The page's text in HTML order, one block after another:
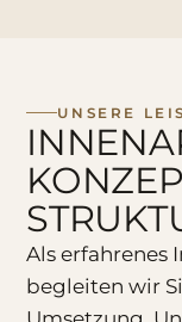
UNSERE
Als erfahrenes
begleiten wir